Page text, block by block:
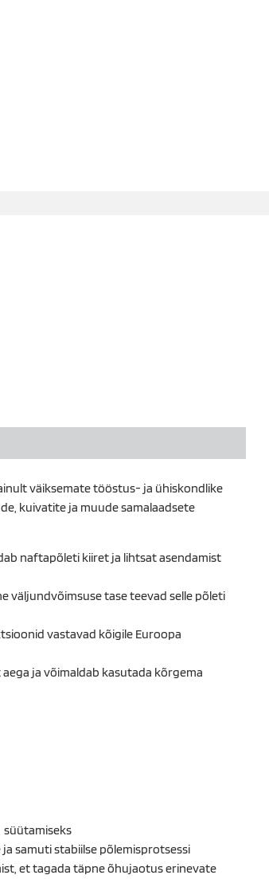
väiksemate tööstus- ja ühiskondlike
kuivatite ja muude samalaadsete
naftapõleti kiiret ja lihtsat asendamist
väljundvõimsuse tase teevad selle põleti
vastavad kõigile Euroopa
ja võimaldab kasutada kõrgema
samuti stabiilse põlemisprotsessi
et tagada täpne õhujaotus erinevate